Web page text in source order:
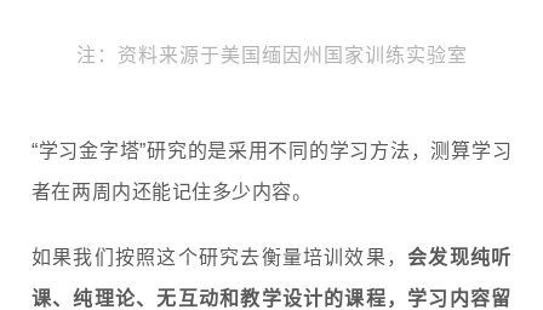
注： 资料来源于美国缅因州国家训练实验室
“学习金字塔”研究的是采用不同的学习方法，测算学习
者在两周内还能记住多少内容。
如果我们按照这个研究去衡量培训效果，会发现纯听
课、纯理论、无互动和教学设计的课程，学习内容留